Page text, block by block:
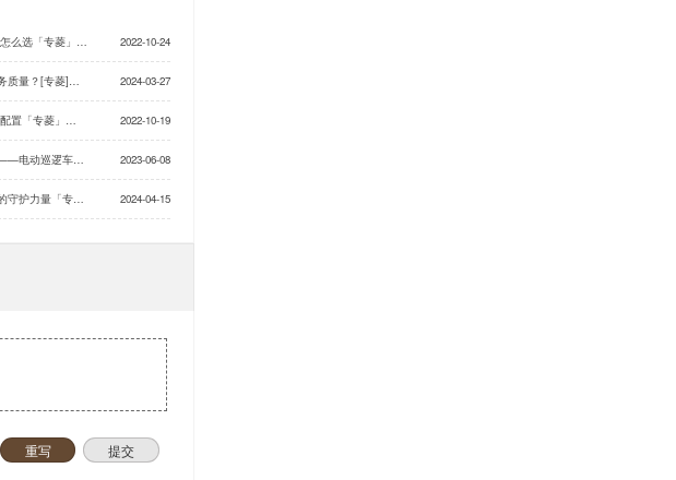
么选「专菱」… 2022-10-24
质量？[专菱]… 2024-03-27
置「专菱」… 2022-10-19
焊接的好处「专菱」… 2023-06-08
力量「专菱」… 2024-04-15
重写 提交